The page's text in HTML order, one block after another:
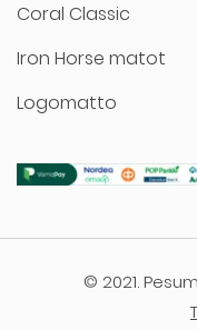
Coral Classic
Iron Horse matot
Logomatto
© 2021.